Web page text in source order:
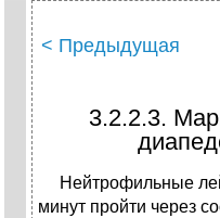
< Предыдущая
3.2.2.3.
Нейтрофильные
минут пройти через